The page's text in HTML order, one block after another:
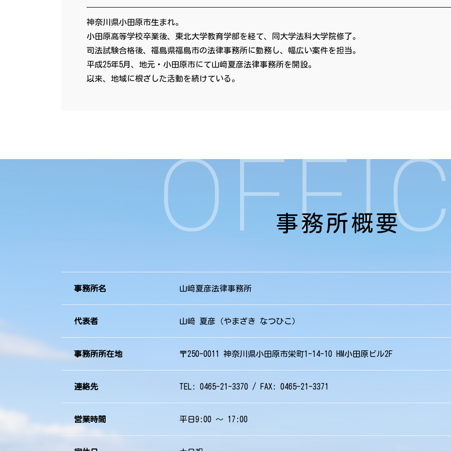
神奈川県小田原市生まれ。
小田原高等学校卒業後、東北大学教育学部を経て、同大学法科大学院修了。
司法試験合格後、福島県福島市の法律事務所に勤務し、幅広い案件を担当。
平成25年5月、地元・小田原市にて山﨑夏彦法律事務所を開設。
以来、地域に根ざした活動を続けている。
事務所概要
事務所名 山﨑夏彦法律事務所
代表者 山﨑 夏彦（やまざき なつひこ）
事務所所在地 〒250-0011 神奈川県小田原市栄町1-14-10 HM小田原ビル2F
連絡先 TEL: 0465-21-3370 / FAX: 0465-21-3371
営業時間 平日9:00 ～ 17:00